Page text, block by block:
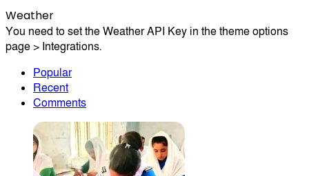
Weather
You need to set the Weather API Key in the theme options
page > Integrations.
Popular
Recent
Comments